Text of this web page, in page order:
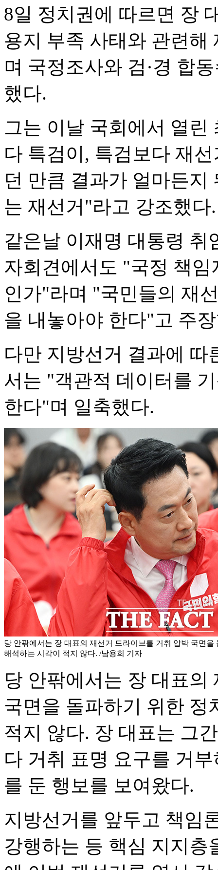
8일 정치권에 따르면 장
용지 부족 사태와 관련해
며 국정조사와 검·경 합
했다.
그는 이날 국회에서 열
다 특검이, 특검보다 재
던 만큼 결과가 얼마든지
는 재선거"라고 강조했다.
같은날 이재명 대통령 취
자회견에서도 "국정 책
인가"라며 "국민들의 재
을 내놓아야 한다"고 주
다만 지방선거 결과에 따
서는 "객관적 데이터를
한다"며 일축했다.
당 안팎에서는 장 대표의 재선거 드라이브를 거취 압박 국면을
해석하는 시각이 적지 않다. /남용희 기자
당 안팎에서는 장 대표
국면을 돌파하기 위한 정
적지 않다. 장 대표는 그
다 거취 표명 요구를 거
를 둔 행보를 보여왔다.
지방선거를 앞두고 책임
강행하는 등 핵심 지지층